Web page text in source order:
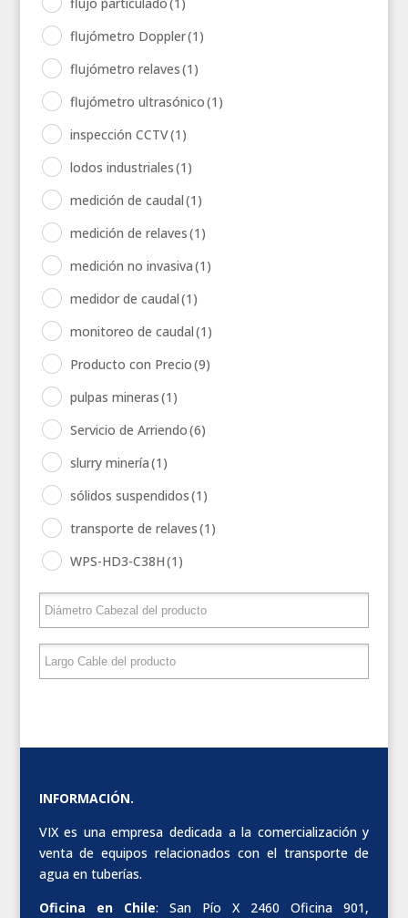
flujómetro Doppler(1)
flujómetro relaves(1)
flujómetro ultrasónico(1)
inspección CCTV(1)
lodos industriales(1)
medición de caudal(1)
medición de relaves(1)
medición no invasiva(1)
medidor de caudal(1)
monitoreo de caudal(1)
Producto con Precio(9)
pulpas mineras(1)
Servicio de Arriendo(6)
slurry minería(1)
sólidos suspendidos(1)
transporte de relaves(1)
WPS-HD3-C38H(1)
INFORMACIÓN.
VIX es una empresa dedicada a la comercialización y
venta de equipos relacionados con el transporte de
agua en tuberías.
Oficina en Chile: San Pío X 2460 Oficina 901,